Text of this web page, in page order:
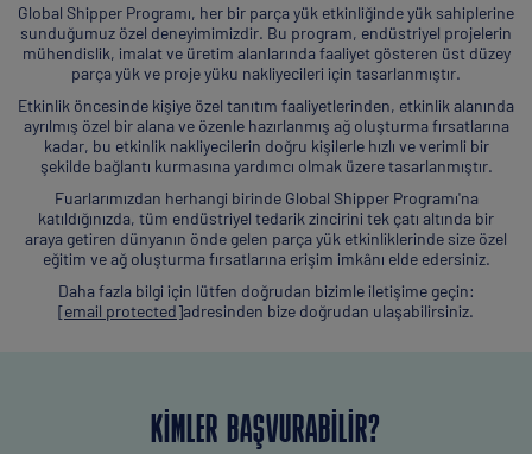
Global Shipper Programı, her bir parça yük etkinliğinde yük sahiplerine
sunduğumuz özel deneyimimizdir. Bu program, endüstriyel projelerin
mühendislik, imalat ve üretim alanlarında faaliyet gösteren üst düzey
parça yük ve proje yüku nakliyecileri için tasarlanmıştır.
Etkinlik öncesinde kişiye özel tanıtım faaliyetlerinden, etkinlik alanında
ayrılmış özel bir alana ve özenle hazırlanmış ağ oluşturma fırsatlarına
kadar, bu etkinlik nakliyecilerin doğru kişilerle hızlı ve verimli bir
şekilde bağlantı kurmasına yardımcı olmak üzere tasarlanmıştır.
Fuarlarımızdan herhangi birinde Global Shipper Programı'na
katıldığınızda, tüm endüstriyel tedarik zincirini tek çatı altında bir
araya getiren dünyanın önde gelen parça yük etkinliklerinde size özel
eğitim ve ağ oluşturma fırsatlarına erişim imkânı elde edersiniz.
Daha fazla bilgi için lütfen doğrudan bizimle iletişime geçin:
[email protected]adresinden bize doğrudan ulaşabilirsiniz.
KIMLER BAŞVURABILIR?